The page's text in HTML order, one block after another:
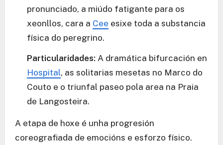
pronunciado, a miúdo fatigante para os
xeonllos, cara a Cee esixe toda a substancia
física do peregrino.
Particularidades: A dramática bifurcación en
Hospital, as solitarias mesetas no Marco do
Couto e o triunfal paseo pola area na Praia
de Langosteira.
A etapa de hoxe é unha progresión
coreografiada de emocións e esforzo físico.